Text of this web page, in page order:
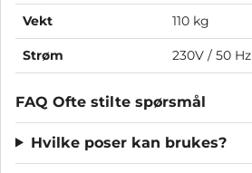
Vekt 110 kg
Strøm 230V / 50 Hz
FAQ Ofte stilte spørsmål
Hvilke poser kan brukes?